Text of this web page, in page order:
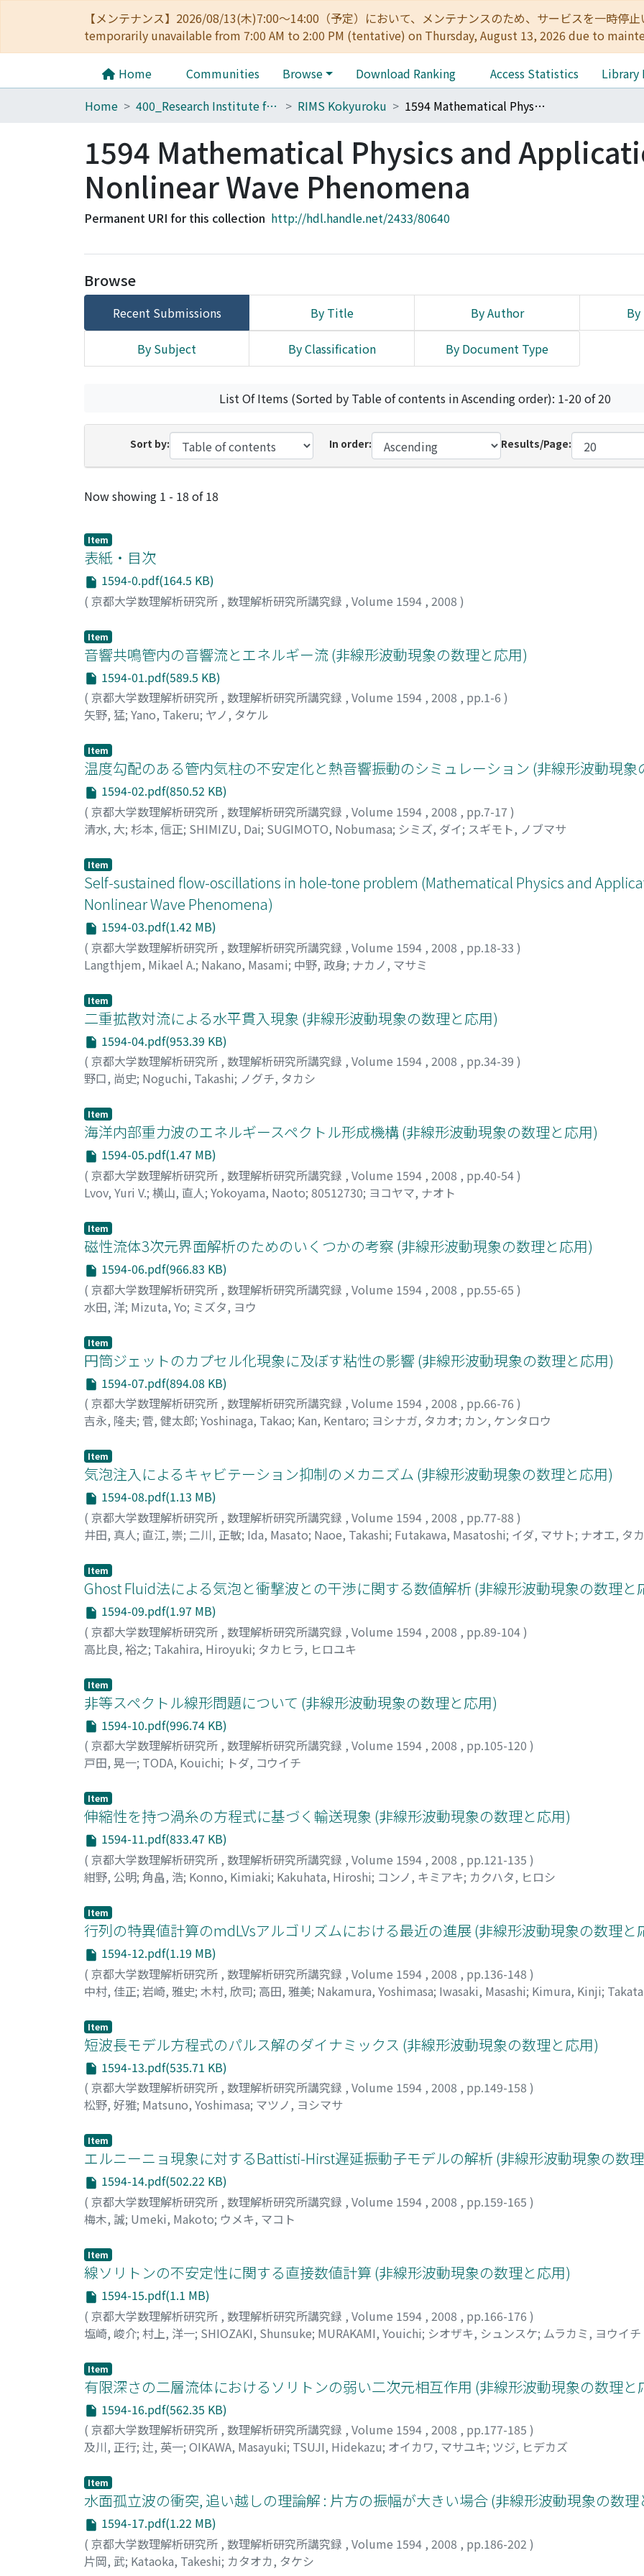
【メンテナンス】2026/08/13(木)7:00～14:00（予定）において、メンテナンスのため、サービスを一時
temporarily unavailable from 7:00 AM to 2:00 PM (tentative) on Thursday, August 13, 2026 due to
Home Communities Browse Download Ranking Access Statistics
Library
Home
400_Research Institute for Mathematical Sciences RIMS Kokyuroku 1594 Mathematical Physics and Applications of Nonlinear Wave Phenomena
1594 Mathematical Physics and
Nonlinear Wave Phenomena
Permanent URI for this collection http://hdl.handle.net/2433/80640
Browse
Recent Submissions By Title By Author By
By Subject By Classification By Document Type
List Of Items (Sorted by Table of contents in Ascending order): 1-20 of 20
Sort by: In order: Results/Page:
Recent Submissions
Now showing 1 - 18 of 18
Item
表紙・目次
1594-0.pdf(164.5 KB)
( 京都大学数理解析研究所 , 数理解析研究所講究録 , Volume 1594 , 2008 )
Item
音響共鳴管内の音響流とエネルギー流 (非線形波動現象の数理と応用)
1594-01.pdf(589.5 KB)
( 京都大学数理解析研究所 , 数理解析研究所講究録 , Volume 1594 , 2008 , pp.1-6 )
矢野, 猛; Yano, Takeru; ヤノ, タケル
Item
温度勾配のある管内気柱の不安定化と熱音響振動のシミュレーション (非線形波動現象
1594-02.pdf(850.52 KB)
( 京都大学数理解析研究所 , 数理解析研究所講究録 , Volume 1594 , 2008 , pp.7-17 )
清水, 大; 杉本, 信正; SHIMIZU, Dai; SUGIMOTO, Nobumasa; シミズ, ダイ; スギモト, ノブマサ
Item
Self-sustained flow-oscillations in hole-tone problem (Mathematical Physics and
Nonlinear Wave Phenomena)
1594-03.pdf(1.42 MB)
( 京都大学数理解析研究所 , 数理解析研究所講究録 , Volume 1594 , 2008 , pp.18-33 )
Langthjem, Mikael A.; Nakano, Masami; 中野, 政身; ナカノ, マサミ
Item
二重拡散対流による水平貫入現象 (非線形波動現象の数理と応用)
1594-04.pdf(953.39 KB)
( 京都大学数理解析研究所 , 数理解析研究所講究録 , Volume 1594 , 2008 , pp.34-39 )
野口, 尚史; Noguchi, Takashi; ノグチ, タカシ
Item
海洋内部重力波のエネルギースペクトル形成機構 (非線形波動現象の数理と応用)
1594-05.pdf(1.47 MB)
( 京都大学数理解析研究所 , 数理解析研究所講究録 , Volume 1594 , 2008 , pp.40-54)
Lvov, Yuri V.; 横山, 直人; Yokoyama, Naoto; 80512730; ヨコヤマ, ナオト
Item
磁性流体3次元界面解析のためのいくつかの考察 (非線形波動現象の数理と応用)
1594-06.pdf(966.83 KB)
( 京都大学数理解析研究所 , 数理解析研究所講究録 , Volume 1594 , 2008 , pp.55-65 )
水田, 洋; Mizuta, Yo; ミズタ, ヨウ
Item
円筒ジェットのカプセル化現象に及ぼす粘性の影響 (非線形波動現象の数理と応用)
1594-07.pdf(894.08 KB)
( 京都大学数理解析研究所 , 数理解析研究所講究録 , Volume 1594 , 2008 , pp.66-76 )
吉永, 隆夫; 菅, 健太郎; Yoshinaga, Takao; Kan, Kentaro; ヨシナガ, タカオ; カン, ケンタロウ
Item
気泡注入によるキャビテーション抑制のメカニズム (非線形波動現象の数理と応用)
1594-08.pdf(1.13 MB)
( 京都大学数理解析研究所 , 数理解析研究所講究録 , Volume 1594 , 2008 , pp.77-88 )
井田, 真人; 直江, 崇; 二川, 正敏; Ida, Masato; Naoe, Takashi; Futakawa, Masatoshi; イダ, マサト; ナオエ, タ
Item
Ghost Fluid法による気泡と衝撃波との干渉に関する数値解析 (非線形波動現象の数理と
1594-09.pdf(1.97 MB)
( 京都大学数理解析研究所 , 数理解析研究所講究録 , Volume 1594 , 2008 , pp.89-104)
高比良, 裕之; Takahira, Hiroyuki; タカヒラ, ヒロユキ
Item
非等スペクトル線形問題について (非線形波動現象の数理と応用)
1594-10.pdf(996.74 KB)
( 京都大学数理解析研究所 , 数理解析研究所講究録 , Volume 1594 , 2008 , pp.105-120 )
戸田, 晃一; TODA, Kouichi; トダ, コウイチ
Item
伸縮性を持つ渦糸の方程式に基づく輸送現象 (非線形波動現象の数理と応用)
1594-11.pdf(833.47 KB)
( 京都大学数理解析研究所 , 数理解析研究所講究録 , Volume 1594 , 2008 , pp.121-135 )
紺野, 公明; 角畠, 浩; Konno, Kimiaki; Kakuhata, Hiroshi; コンノ, キミアキ; カクハタ, ヒロシ
Item
行列の特異値計算のmdLVsアルゴリズムにおける最近の進展 (非線形波動現象の数理と
1594-12.pdf(1.19 MB)
( 京都大学数理解析研究所 , 数理解析研究所講究録 , Volume 1594 , 2008 , pp.136-148 )
中村, 佳正; 岩崎, 雅史; 木村, 欣司; 高田, 雅美; Nakamura, Yoshimasa; Iwasaki, Masashi; Kimura, Kinji;
Item
短波長モデル方程式のパルス解のダイナミックス (非線形波動現象の数理と応用)
1594-13.pdf(535.71 KB)
( 京都大学数理解析研究所 , 数理解析研究所講究録 , Volume 1594 , 2008 , pp.149-158 )
松野, 好雅; Matsuno, Yoshimasa; マツノ, ヨシマサ
Item
エルニーニョ現象に対するBattisti-Hirst遅延振動子モデルの解析 (非線形波動現象の数
1594-14.pdf(502.22 KB)
( 京都大学数理解析研究所 , 数理解析研究所講究録 , Volume 1594 , 2008 , pp.159-165 )
梅木, 誠; Umeki, Makoto; ウメキ, マコト
Item
線ソリトンの不安定性に関する直接数値計算 (非線形波動現象の数理と応用)
1594-15.pdf(1.1 MB)
( 京都大学数理解析研究所 , 数理解析研究所講究録 , Volume 1594 , 2008 , pp.166-176 )
塩崎, 峻介; 村上, 洋一; SHIOZAKI, Shunsuke; MURAKAMI, Youichi; シオザキ, シュンスケ; ムラカミ, ヨウイチ
Item
有限深さの二層流体におけるソリトンの弱い二次元相互作用 (非線形波動現象の数理と
1594-16.pdf(562.35 KB)
( 京都大学数理解析研究所 , 数理解析研究所講究録 , Volume 1594 , 2008 , pp.177-185 )
及川, 正行; 辻, 英一; OIKAWA, Masayuki; TSUJI, Hidekazu; オイカワ, マサユキ; ツジ, ヒデカズ
Item
水面孤立波の衝突, 追い越しの理論解 : 片方の振幅が大きい場合 (非線形波動現象の数
1594-17.pdf(1.22 MB)
( 京都大学数理解析研究所 , 数理解析研究所講究録 , Volume 1594 , 2008 , pp.186-202 )
片岡, 武; Kataoka, Takeshi; カタオカ, タケシ